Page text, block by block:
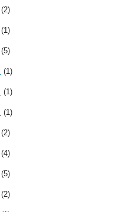
(2)
(1)
(5)
(1)
(1)
(1)
(2)
(4)
(5)
(2)